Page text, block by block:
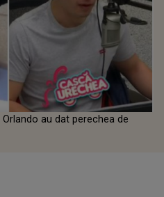
au dat perechea de